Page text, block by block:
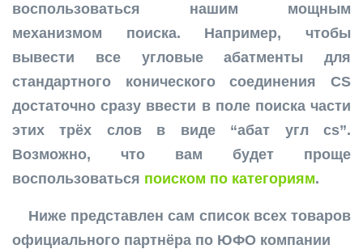
воспользоваться нашим мощным
механизмом поиска. Например, чтобы
вывести все угловые абатменты для
стандартного конического соединения CS
достаточно сразу ввести в поле поиска части
этих трёх слов в виде “абат угл cs”.
Возможно, что вам будет проще
воспользоваться поиском по категориям.
Ниже представлен сам список всех товаров
официального партнёра по ЮФО компании